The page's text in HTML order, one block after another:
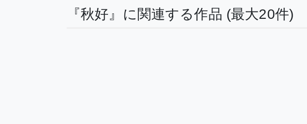
『秋好』に関連する作品 (最大20件)